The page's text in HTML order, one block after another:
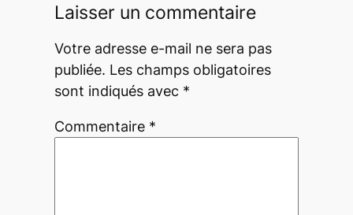
Laisser un commentaire
Votre adresse e-mail ne sera pas
publiée. Les champs obligatoires
sont indiqués avec *
Commentaire *